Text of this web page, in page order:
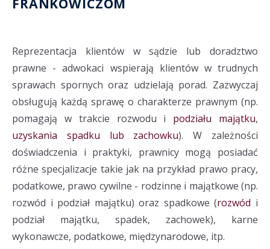
Reprezentacja klientów w sądzie lub doradztwo
prawne - adwokaci wspierają klientów w trudnych
sprawach spornych oraz udzielają porad. Zazwyczaj
obsługują każdą sprawę o charakterze prawnym (np.
pomagają w trakcie rozwodu i podziału majątku,
uzyskania spadku lub zachowku). W zależności
doświadczenia i praktyki, prawnicy mogą posiadać
różne specjalizacje takie jak na przykład prawo pracy,
podatkowe, prawo cywilne - rodzinne i majątkowe (np.
rozwód i podział majątku) oraz spadkowe (rozwód i
podział majątku, spadek, zachowek), karne
wykonawcze, podatkowe, międzynarodowe, itp.